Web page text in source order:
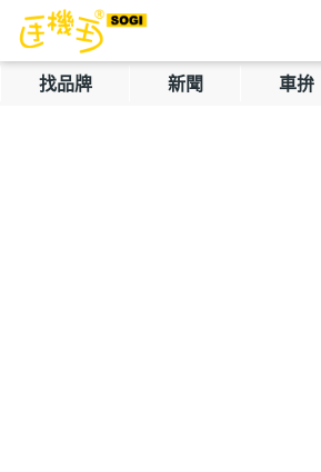
找品牌 新聞 車拚